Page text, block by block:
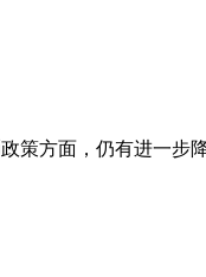
策方面，仍有进一步